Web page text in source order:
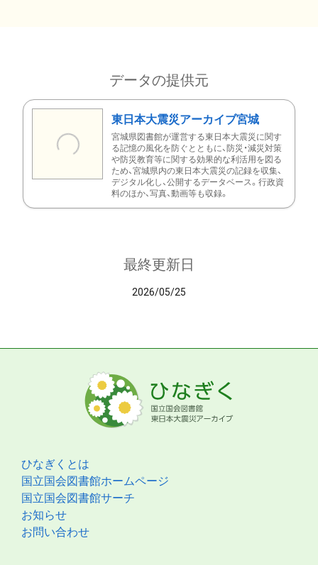
データの提供元
東日本大震災アーカイブ宮城
宮城県図書館が運営する東日本大震災に関す
る記憶の風化を防ぐとともに、防災・減災対策
や防災教育等に関する効果的な利活用を図る
ため、宮城県内の東日本大震災の記録を収集、
デジタル化し、公開するデータベース。行政資
料のほか、写真、動画等も収録。
最終更新日
2026/05/25
ひなぎくとは
国立国会図書館ホームページ
国立国会図書館サーチ
お知らせ
お問い合わせ